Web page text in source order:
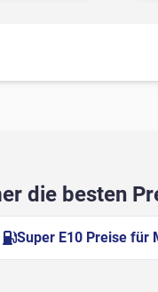
die besten
Super E10 Preise für